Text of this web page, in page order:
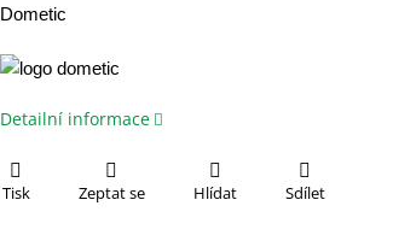
Dometic
Detailní informace
Tisk Zeptat se Hlídat Sdílet